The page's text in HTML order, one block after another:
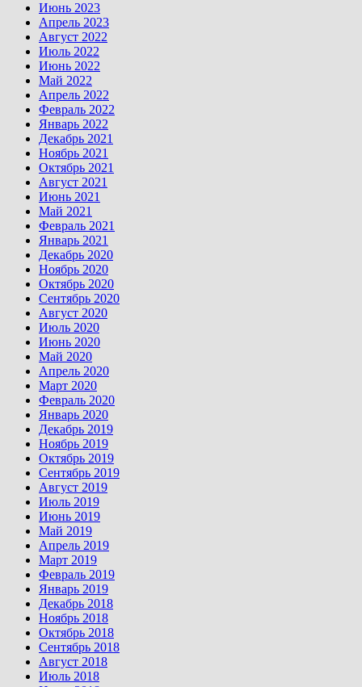
Июнь 2023
Апрель 2023
Август 2022
Июль 2022
Июнь 2022
Май 2022
Апрель 2022
Февраль 2022
Январь 2022
Декабрь 2021
Ноябрь 2021
Октябрь 2021
Август 2021
Июнь 2021
Май 2021
Февраль 2021
Январь 2021
Декабрь 2020
Ноябрь 2020
Октябрь 2020
Сентябрь 2020
Август 2020
Июль 2020
Июнь 2020
Май 2020
Апрель 2020
Март 2020
Февраль 2020
Январь 2020
Декабрь 2019
Ноябрь 2019
Октябрь 2019
Сентябрь 2019
Август 2019
Июль 2019
Июнь 2019
Май 2019
Апрель 2019
Март 2019
Февраль 2019
Январь 2019
Декабрь 2018
Ноябрь 2018
Октябрь 2018
Сентябрь 2018
Август 2018
Июль 2018